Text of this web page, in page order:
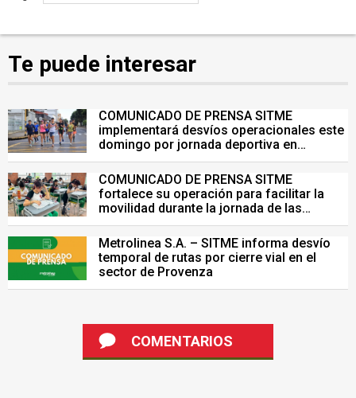
Te puede interesar
COMUNICADO DE PRENSA SITME
implementará desvíos operacionales este
domingo por jornada deportiva en
Bucaramanga
COMUNICADO DE PRENSA SITME
fortalece su operación para facilitar la
movilidad durante la jornada de las
Pruebas Saber del 26 de julio
Metrolinea S.A. – SITME informa desvío
temporal de rutas por cierre vial en el
sector de Provenza
COMENTARIOS